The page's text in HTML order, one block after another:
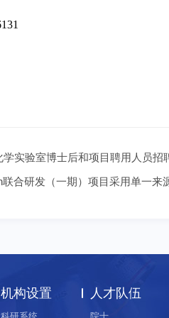
实验室博士后和项目聘用人员招
合研发（一期）项目采用单一来
机构设置 人才队伍